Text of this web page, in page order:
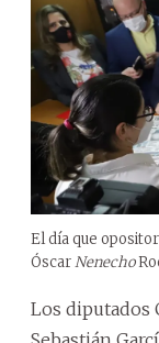
El día que
ÓscarNenecho
Los diputados